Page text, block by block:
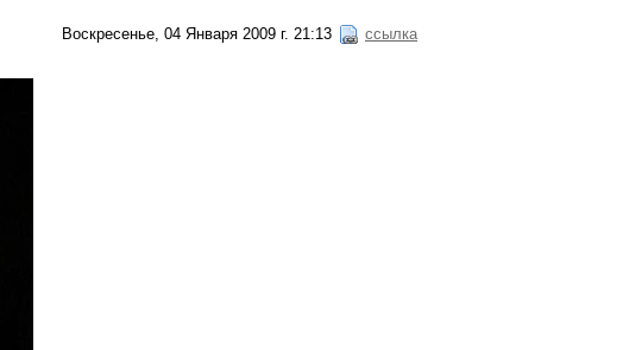
Воскресенье, 04 Января 2009 г. 21:13 ссылка